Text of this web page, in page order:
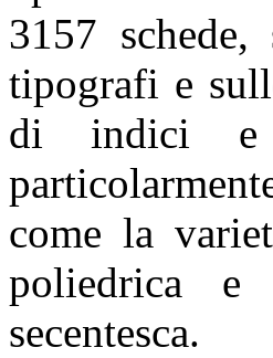
3157
tipografi e
di indici e
come la
poliedrica e
secentesca.